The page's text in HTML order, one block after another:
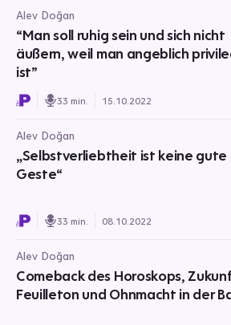
Alev Doğan
“Man soll ruhig sein und sich nicht
äußern, weil man angeblich
ist”
33 min. 15.10.2022
Alev Doğan
„Selbstverliebtheit ist keine gute
Geste“
33 min. 08.10.2022
Alev Doğan
Comeback des Horoskops,
Feuilleton und Ohnmacht in der